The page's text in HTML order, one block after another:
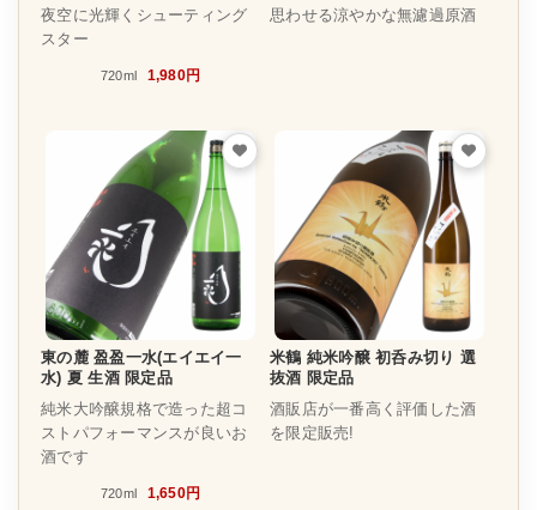
夜空に光輝くシューティング
スター
720ml 1,980円
思わせる涼やかな無濾過原酒
東の麓 盈盈一水(エイエイ一
水) 夏 生酒 限定品
純米大吟醸規格で造った超コ
ストパフォーマンスが良いお
酒です
720ml 1,650円
米鶴 純米吟醸 初呑み切り 選
抜酒 限定品
酒販店が一番高く評価した酒
を限定販売!